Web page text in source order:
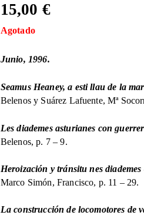
15,00 €
Agotado
Junio, 1996.
Seamus Heaney, a esti llau de la
Belenos y Suárez Lafuente, Mª
Les diademes asturianes con
Belenos, p. 7 – 9.
Heroización y tránsitu nes
Marco Simón, Francisco, p. 11 – 29.
La construcción de locomotores de